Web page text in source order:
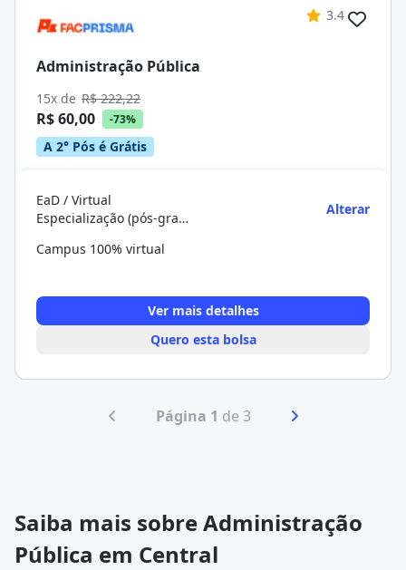
3.4
Administração Pública
15x de R$ 222,22
R$ 60,00 -73%
A 2° Pós é Grátis
EaD / Virtual
Especialização (pós-graduação)
Alterar
Campus 100% virtual
Ver mais detalhes
Quero esta bolsa
Página 1 de 3
Saiba mais sobre Administração
Pública em Central